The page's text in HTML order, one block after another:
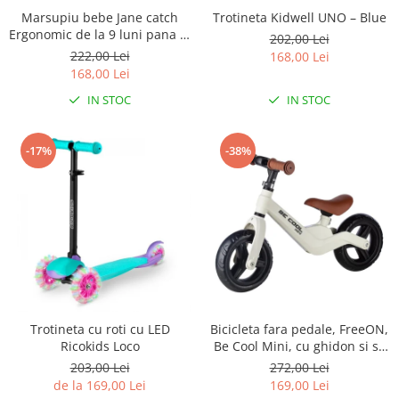
Seturi de hranire
Joaca si sport exterior
Trambuline
Centre de joaca exterior
Patine gheata reglabile
Patine gheata fixe
Corturi si casute copii
SANIUTE
Mese de Tenis
Articole de plaja
Jucarii pentru copii
Aparate fitness
Benzi de Alergare
Marsupiu bebe Jane catch
Ergonomic de la 9 luni pana la
22 Kg Sesame
222,00 Lei
168,00 Lei
IN STOC
Trotineta Kidwell UNO – Blue
202,00 Lei
168,00 Lei
IN STOC
-17%
Trotineta cu roti cu LED
Ricokids Loco
203,00 Lei
de la 169,00 Lei
-38%
Bicicleta fara pedale, FreeON,
Be Cool Mini, cu ghidon si sa
reglabile, Roti din EVA, Pana
in 30 Kg, Roti 8 inch, 12 luni+,
272,00 Lei
169,00 Lei